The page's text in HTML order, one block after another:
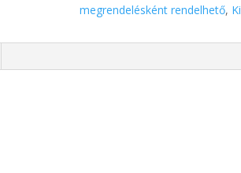
Autórádió
megrendelésként rendelhető,